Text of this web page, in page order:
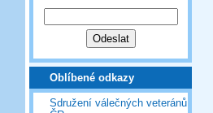
Oblíbené odkazy
Sdružení válečných veteránů